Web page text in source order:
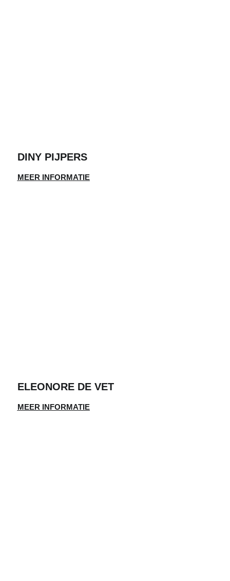
DINY PIJPERS
MEER INFORMATIE
ELEONORE DE VET
MEER INFORMATIE